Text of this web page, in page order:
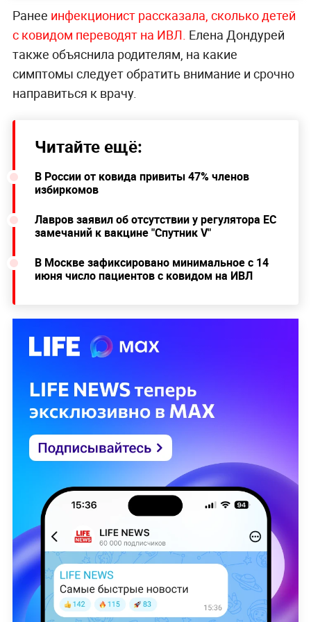
Ранее инфекционист рассказала, сколько детей
с ковидом переводят на ИВЛ. Елена Дондурей
также объяснила родителям, на какие
симптомы следует обратить внимание и срочно
направиться к врачу.
Читайте ещё:
В России от ковида привиты 47% членов
избиркомов
Лавров заявил об отсутствии у регулятора ЕС
замечаний к вакцине "Спутник V"
В Москве зафиксировано минимальное с 14
июня число пациентов с ковидом на ИВЛ